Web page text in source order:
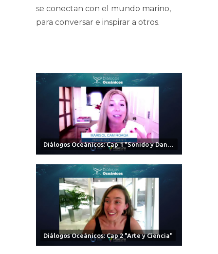
se conectan con el mundo marino,
para conversar e inspirar a otros.
Diálogos Oceánicos: Cap 1 "Sonido y Danza"
Diálogos Oceánicos: Cap 2 "Arte y Ciencia"